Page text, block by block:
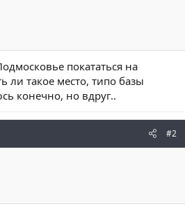
покататься на
ли такое место, типо базы
конечно, но вдруг..
#2